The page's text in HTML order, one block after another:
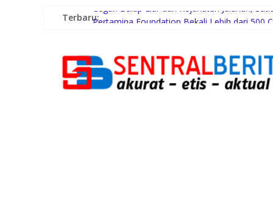
Terbaru:Cegah Balap Liar dan Kejahatan Jalanan,
Syaiful Ramadhan: Aparatur Harus Siapa
Kasat Samapta Pimpin Apel Pagi Polres